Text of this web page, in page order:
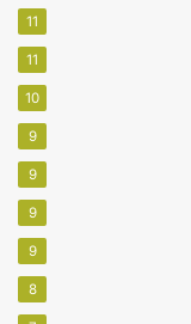
11
11
10
9
9
9
9
8